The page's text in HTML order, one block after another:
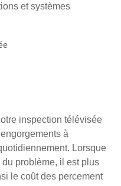
et systèmes
inspection télévisée
à
Lorsque
problème, il est plus
le coût des percement